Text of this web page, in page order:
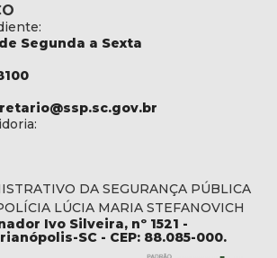
Segunda a Sexta
DA SEGURANÇA PÚBLICA
LÚCIA MARIA STEFANOVICH
Ivo Silveira, nº 1521 -
SC - CEP: 88.085-000.